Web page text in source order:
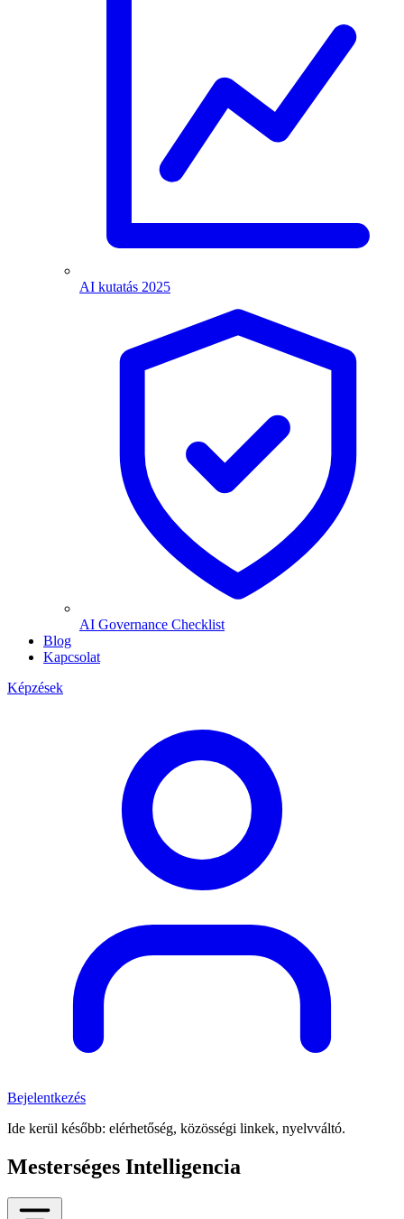
AI kutatás 2025
AI Governance Checklist
Blog
Kapcsolat
Képzések
Bejelentkezés
Ide kerül később: elérhetőség, közösségi linkek, nyelvváltó.
Mesterséges Intelligencia